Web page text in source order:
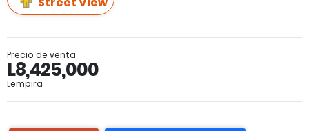
Precio de venta
L8,425,000
Lempira